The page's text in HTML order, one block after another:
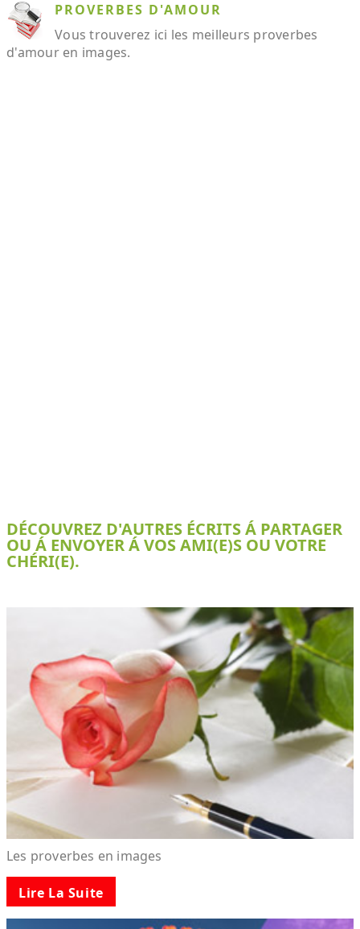
PROVERBES D'AMOUR
Vous trouverez ici les meilleurs proverbes
d'amour en images.
DÉCOUVREZ D'AUTRES ÉCRITS Á PARTAGER
OU Á ENVOYER Á VOS AMI(E)S OU VOTRE
CHÉRI(E).
Les proverbes en images
Lire La Suite